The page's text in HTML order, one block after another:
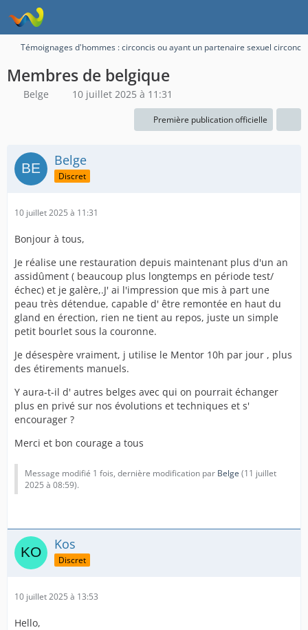
Témoignages d'hommes : circoncis ou ayant un partenaire sexuel circoncis
Membres de belgique
Belge 10 juillet 2025 à 11:31
Première publication officielle
Belge
Discret
10 juillet 2025 à 11:31
Bonjour à tous,
Je réalise une restauration depuis maintenant plus d'un an
assidûment ( beaucoup plus longtemps en période test/
échec) et je galère,.J' ai l'impression que mis à part une
peau très détendue, capable d' être remontée en haut du
gland en érection, rien ne tient au repos, juste un simple
petit bourlet sous la couronne.
Je désespère vraiment, j utilise le Mentor 10h par jour , plus
des étirements manuels.
Y aura-t-il d' autres belges avec qui on pourrait échanger
plus en privé sur nos évolutions et techniques et s'
encourager ?
Merci et bon courage a tous
Message modifié 1 fois, dernière modification par Belge (11 juillet
2025 à 08:59).
Kos
Discret
10 juillet 2025 à 13:53
Hello,